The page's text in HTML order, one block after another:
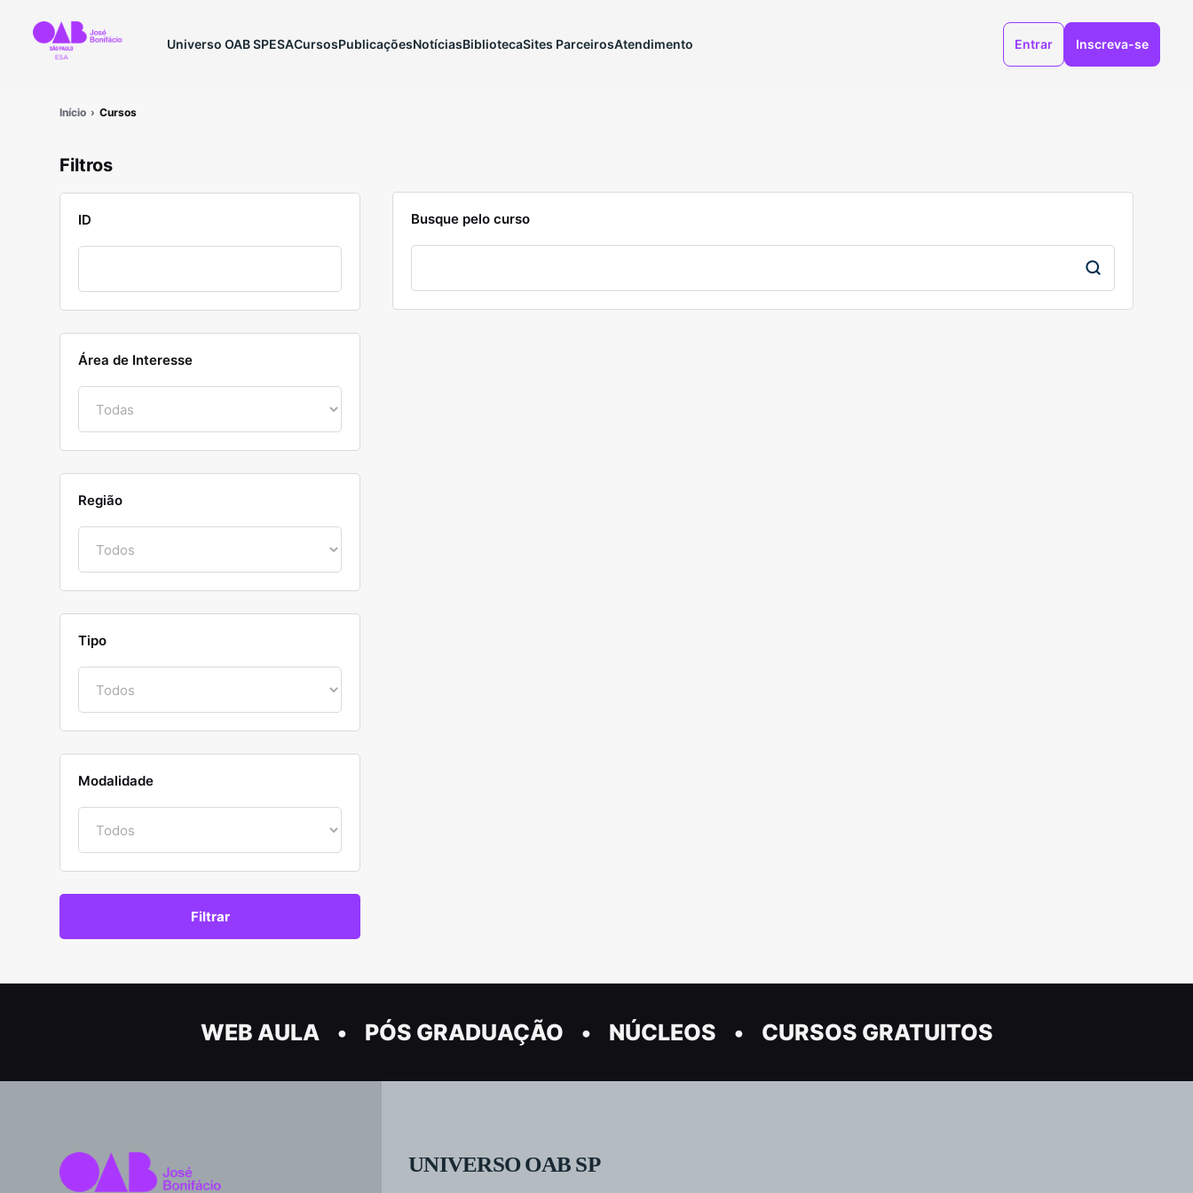
Universo OAB SPESACursosPublicaçõesNotíciasBibliotecaSites ParceirosAtendimento Entrar Inscreva-se
Início Cursos
Filtros
ID
Área de Interesse
Região
Tipo
Modalidade
Busque pelo curso
WEB AULA PÓS GRADUAÇÃO NÚCLEOS CURSOS GRATUITOS
UNIVERSO OAB SP